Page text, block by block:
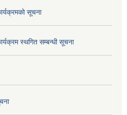
सूचना
स्थगित सम्बन्धी सूचना